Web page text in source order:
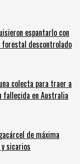
espantarlo con
forestal descontrolado
colecta para traer a
fallecida en Australia
de máxima
sicarios